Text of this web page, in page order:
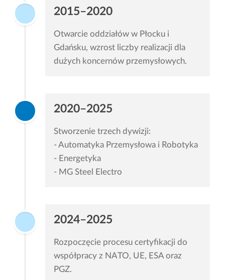
2015–2020
Otwarcie oddziałów w Płocku i
Gdańsku, wzrost liczby realizacji dla
dużych koncernów przemysłowych.
2020–2025
Stworzenie trzech dywizji:
- Automatyka Przemysłowa i Robotyka
- Energetyka
- MG Steel Electro
2024–2025
Rozpoczęcie procesu certyfikacji do
współpracy z NATO, UE, ESA oraz
PGZ.